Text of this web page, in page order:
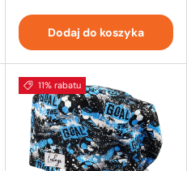
Dodaj do koszyka
11% rabatu